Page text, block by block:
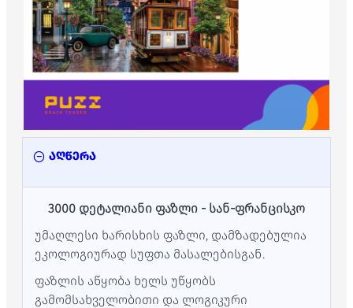
აღწერა
3000 დეტალიანი ფაზლი - სან-ფრანცისკო
უმაღლესი ხარისხის ფაზლი, დამზადებულია
ეკოლოგიურად სუფთა მასალებისგან.
ფაზლის აწყობა ხელს უწყობს
გამომსახველობითი და ლოგიკური